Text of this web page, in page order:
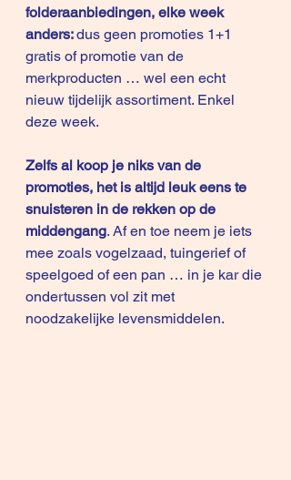
folderaanbiedingen, elke week
anders: dus geen promoties 1+1
gratis of promotie van de
merkproducten … wel een echt
nieuw tijdelijk assortiment. Enkel
deze week.
Zelfs al koop je niks van de
promoties, het is altijd leuk eens te
snuisteren in de rekken op de
middengang. Af en toe neem je iets
mee zoals vogelzaad, tuingerief of
speelgoed of een pan … in je kar die
ondertussen vol zit met
noodzakelijke levensmiddelen.